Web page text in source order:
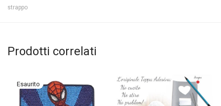
strappo
Prodotti correlati